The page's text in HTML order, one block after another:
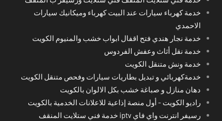
خدمة كهرباء سيارات عند البيت كهرباء وميكانيك سيارات
الاحمدي
خدمة نجار هندي فتح اقفال ابواب خشب والمنيوم الكويت
خدمة نقل أثاث وعفش الفردوس
خدمة ونش متنقل الكويت
خدمةكهربائي و تبديل بطاريات سيارات وفحص متنقل الكويت
دهان منازل و صباغة خشب بكل الالوان بالكويت
راديو الكويت - أول منصة إذاعية للاعلانات الخدمية بالكويت
رسيفر انترنت واي فاي iptv خدمة فني ستلايت المنقف